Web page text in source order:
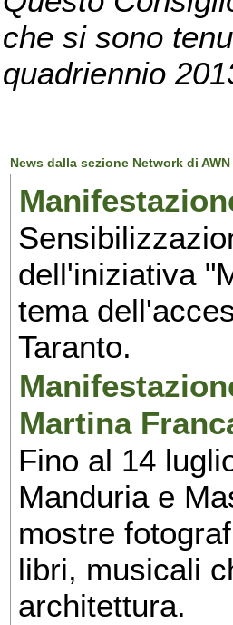
che si sono
quadriennio
News dalla sezione Network di AWN
dell'iniziativa
tema
Taranto.
Martina
Fino al 14
Manduria e
mostre
libri, musicali
architettura.